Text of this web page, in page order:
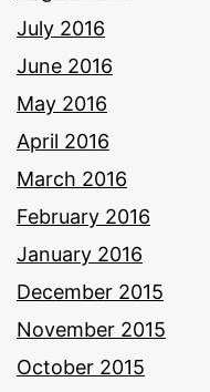
July 2016
June 2016
May 2016
April 2016
March 2016
February 2016
January 2016
December 2015
November 2015
October 2015